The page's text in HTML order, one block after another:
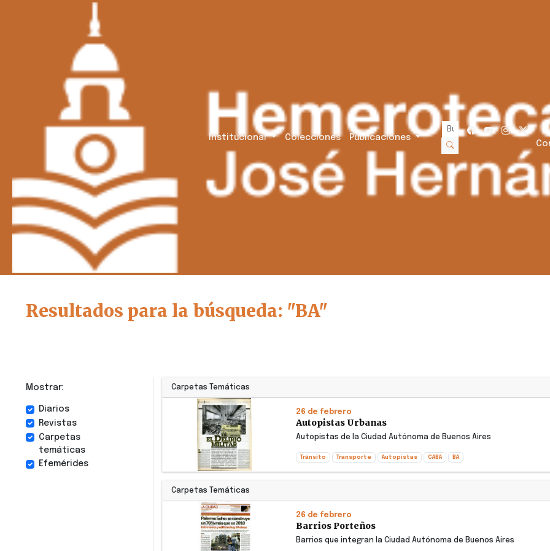
Institucional Colecciones Publicaciones
Resultados para la búsqueda: "BA"
Mostrar:
Diarios
Revistas
Carpetas
temáticas
Efemérides
Carpetas Temáticas
26 de febrero
Autopistas Urbanas
Autopistas de la Ciudad Autónoma de Buenos Aires
Tránsito Transporte Autopistas CABA BA
Carpetas Temáticas
26 de febrero
Barrios Porteños
Barrios que integran la Ciudad Autónoma de Buenos Aires